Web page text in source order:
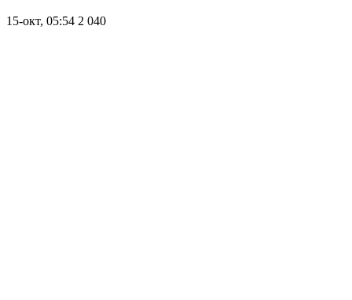
15-окт, 05:54 2 040